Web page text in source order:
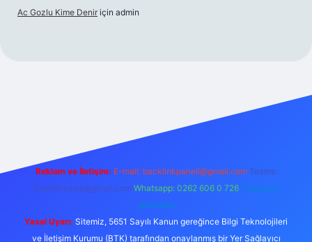
Ac Gozlu Kime Denir için admin
Reklam ve İletişim: E-mail: backlinkpaneli@gmail.com Teams:
forumhizmeti@gmail.com Whatsapp: 0262 606 0 726 Telegram:
@karabul
Yasal Uyarı: Sitemiz, 5651 Sayılı Kanun gereğince Bilgi Teknolojileri
ve İletişim Kurumu (BTK) tarafından onaylanmış bir Yer Sağlayıcı